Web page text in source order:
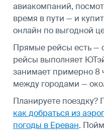
авиакомпаний,
время в пути — и
онлайн по выгодной
Прямые рейсы есть —
рейсы выполняет
занимает примерно 8
между городами —
Планируете поездку?
как добраться из
погоды в Ереван.